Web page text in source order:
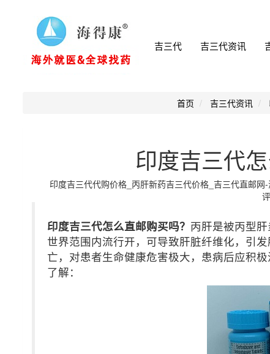
吉三代 吉三代资讯
首页 吉三代资讯
印度吉三代
印度吉三代代购价格_丙肝新药吉三代价格_吉三代直邮
印度吉三代怎么直邮购买吗？ 丙肝是被丙型
世界范围内流行开，可导致肝脏纤维化，引
亡，对患者生命健康危害极大，患病后应积
了解：